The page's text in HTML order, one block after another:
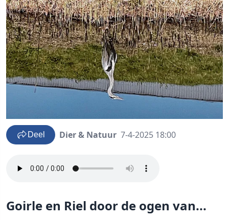
Deel Dier & Natuur 7-4-2025 18:00
Goirle en Riel door de ogen van...